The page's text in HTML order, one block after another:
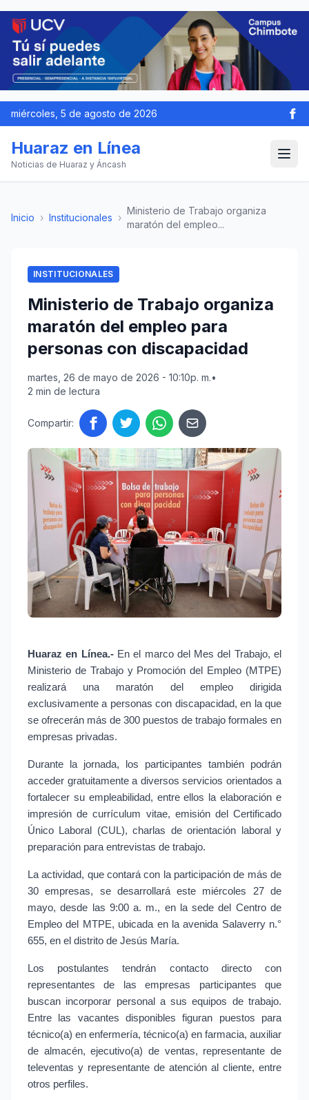
miércoles, 5 de agosto de 2026
Huaraz en Línea
Noticias de Huaraz y Áncash
Inicio › Institucionales ›
Ministerio de Trabajo organiza
maratón del empleo...
INSTITUCIONALES
Ministerio de Trabajo organiza
maratón del empleo para
personas con discapacidad
martes, 26 de mayo de 2026 - 10:10p. m.•
2 min de lectura
Compartir:
Huaraz en Línea.- En el marco del Mes del Trabajo, el
Ministerio de Trabajo y Promoción del Empleo (MTPE)
realizará una maratón del empleo dirigida
exclusivamente a personas con discapacidad, en la que
se ofrecerán más de 300 puestos de trabajo formales en
empresas privadas.
Durante la jornada, los participantes también podrán
acceder gratuitamente a diversos servicios orientados a
fortalecer su empleabilidad, entre ellos la elaboración e
impresión de currículum vitae, emisión del Certificado
Único Laboral (CUL), charlas de orientación laboral y
preparación para entrevistas de trabajo.
La actividad, que contará con la participación de más de
30 empresas, se desarrollará este miércoles 27 de
mayo, desde las 9:00 a. m., en la sede del Centro de
Empleo del MTPE, ubicada en la avenida Salaverry n.°
655, en el distrito de Jesús María.
Los postulantes tendrán contacto directo con
representantes de las empresas participantes que
buscan incorporar personal a sus equipos de trabajo.
Entre las vacantes disponibles figuran puestos para
técnico(a) en enfermería, técnico(a) en farmacia, auxiliar
de almacén, ejecutivo(a) de ventas, representante de
televentas y representante de atención al cliente, entre
otros perfiles.